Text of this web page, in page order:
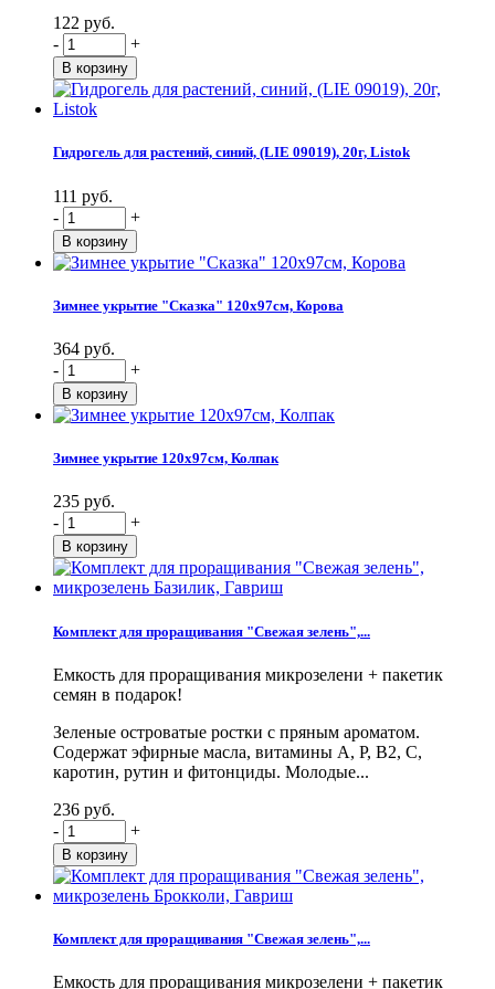
122 руб.
-
+
Гидрогель для растений, синий, (LIE 09019), 20г, Listok
111 руб.
-
+
Зимнее укрытие "Сказка" 120х97см, Корова
364 руб.
-
+
Зимнее укрытие 120х97см, Колпак
235 руб.
-
+
Комплект для проращивания "Свежая зелень",...
Емкость для проращивания микрозелени + пакетик
семян в подарок!
Зеленые островатые ростки с пряным ароматом.
Содержат эфирные масла, витамины А, Р, В2, С,
каротин, рутин и фитонциды. Молодые...
236 руб.
-
+
Комплект для проращивания "Свежая зелень",...
Емкость для проращивания микрозелени + пакетик